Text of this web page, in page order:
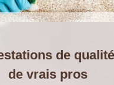
de
de vrais pros